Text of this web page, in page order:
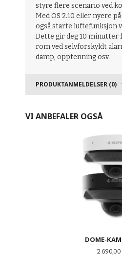
styre flere scenario ved
Med OS 2.10 eller nyere
også starte luftefunksjon
Dette gir deg 10 minutter
rom ved selvforskyldt
damp, opptenning osv.
PRODUKTANMELDELSER (0)
VI ANBEFALER OGSÅ
DOME-
Pris
2 690,00